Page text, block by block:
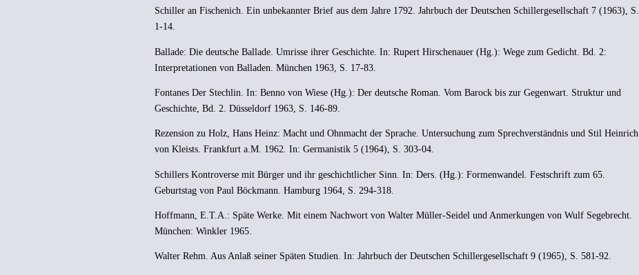
Schiller an Fischenich. Ein unbekannter Brief aus dem Jahre 1792. Jahrbuch der Deutschen Schillergesellschaft 7 (1963), S.
1-14.
Ballade: Die deutsche Ballade. Umrisse ihrer Geschichte. In: Rupert Hirschenauer (Hg.): Wege zum Gedicht. Bd. 2:
Interpretationen von Balladen. München 1963, S. 17-83.
Fontanes Der Stechlin. In: Benno von Wiese (Hg.): Der deutsche Roman. Vom Barock bis zur Gegenwart. Struktur und
Geschichte, Bd. 2. Düsseldorf 1963, S. 146-89.
Rezension zu Holz, Hans Heinz: Macht und Ohnmacht der Sprache. Untersuchung zum Sprechverständnis und Stil Heinrich
von Kleists. Frankfurt a.M. 1962. In: Germanistik 5 (1964), S. 303-04.
Schillers Kontroverse mit Bürger und ihr geschichtlicher Sinn. In: Ders. (Hg.): Formenwandel. Festschrift zum 65.
Geburtstag von Paul Böckmann. Hamburg 1964, S. 294-318.
Hoffmann, E.T.A.: Späte Werke. Mit einem Nachwort von Walter Müller-Seidel und Anmerkungen von Wulf Segebrecht.
München: Winkler 1965.
Walter Rehm. Aus Anlaß seiner Späten Studien. In: Jahrbuch der Deutschen Schillergesellschaft 9 (1965), S. 581-92.